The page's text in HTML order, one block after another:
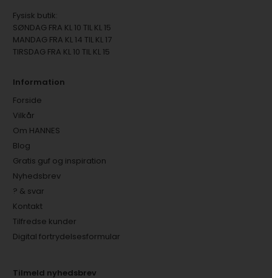
Fysisk butik:
SØNDAG FRA KL 10 TIL KL 15
MANDAG FRA KL 14 TIL KL 17
TIRSDAG FRA KL 10 TIL KL 15
Information
Forside
Vilkår
Om HANNES
Blog
Gratis guf og inspiration
Nyhedsbrev
? & svar
Kontakt
Tilfredse kunder
Digital fortrydelsesformular
Tilmeld nyhedsbrev